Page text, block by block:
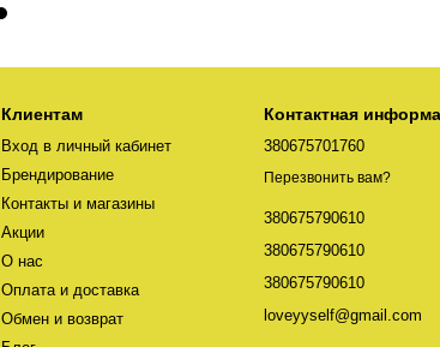
Клиентам
Вход в личный кабинет
Брендирование
Контакты и магазины
Акции
О нас
Оплата и доставка
Обмен и возврат
Контактная
380675701760
Перезвонить вам?
380675790610
380675790610
380675790610
loveyyself@gmail.com